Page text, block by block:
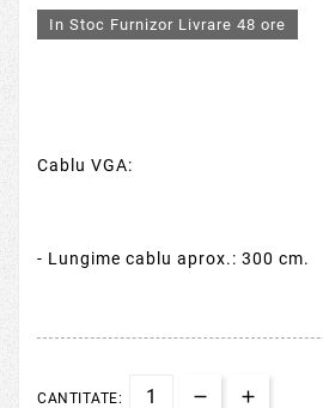
In Stoc Furnizor Livrare 48 ore
Cablu VGA:
- Lungime cablu aprox.: 300 cm.
CANTITATE: